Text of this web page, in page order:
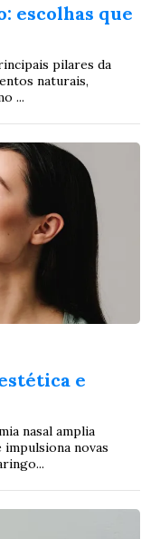
escolhas que
pilares da
naturais,
...
e
nasal amplia
novas